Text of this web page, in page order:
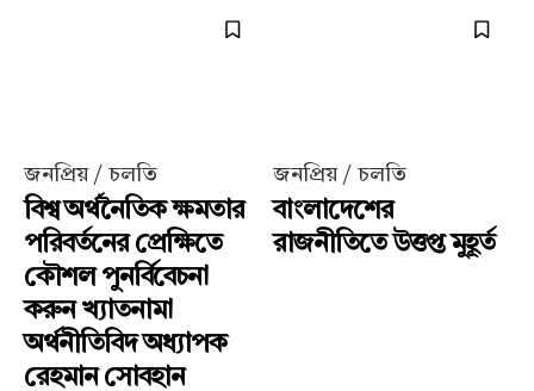
জনপ্রিয় / চলতি
বিশ্ব অর্থনৈতিক ক্ষমতার
পরিবর্তনের প্রেক্ষিতে
কৌশল পুনর্বিবেচনা
করুন খ্যাতনামা
অর্থনীতিবিদ অধ্যাপক
রেহমান সোবহান
জনপ্রিয় / চলতি
বাংলাদেশের
রাজনীতিতে উত্তপ্ত মুহূর্ত